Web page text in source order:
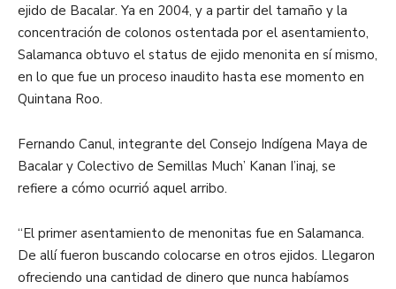
ejido de Bacalar. Ya en 2004, y a partir del tamaño y la
concentración de colonos ostentada por el asentamiento,
Salamanca obtuvo el status de ejido menonita en sí mismo,
en lo que fue un proceso inaudito hasta ese momento en
Quintana Roo.
Fernando Canul, integrante del Consejo Indígena Maya de
Bacalar y Colectivo de Semillas Much’ Kanan I’inaj, se
refiere a cómo ocurrió aquel arribo.
“El primer asentamiento de menonitas fue en Salamanca.
De allí fueron buscando colocarse en otros ejidos. Llegaron
ofreciendo una cantidad de dinero que nunca habíamos